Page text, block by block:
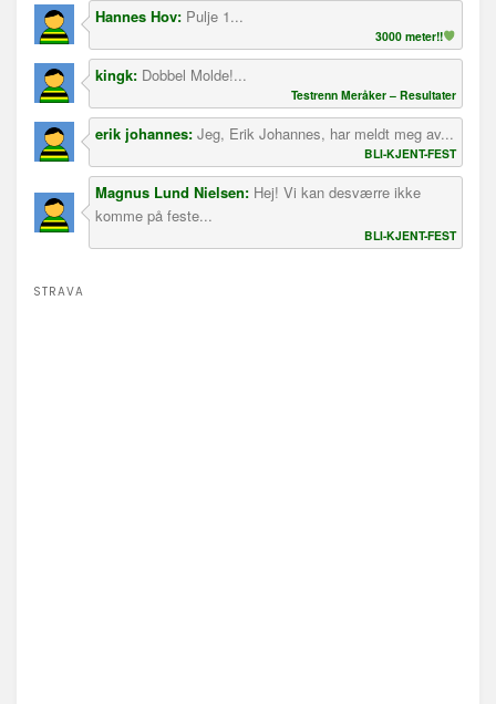
Hannes Hov: Pulje 1...
3000 meter!!
kingk: Dobbel Molde!...
Testrenn Meråker – Resultater
erik johannes: Jeg, Erik Johannes, har meldt meg av...
BLI-KJENT-FEST
Magnus Lund Nielsen: Hej! Vi kan desværre ikke
komme på feste...
BLI-KJENT-FEST
STRAVA